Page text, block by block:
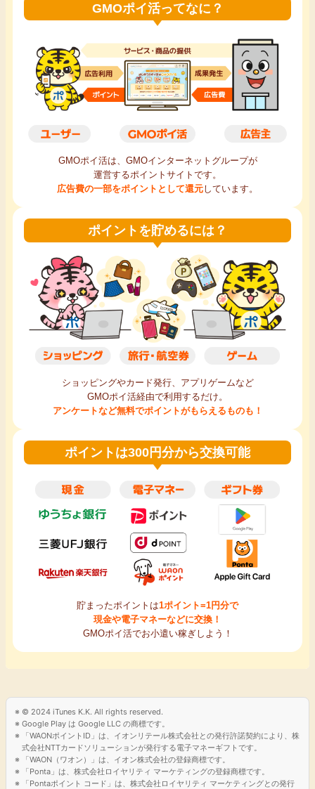
GMOポイ活ってなに？
GMOポイ活は、GMOインターネットグループが
運営するポイントサイトです。
広告費の一部をポイントとして還元しています。
ポイントを貯めるには？
ショッピングやカード発行、アプリゲームなど
GMOポイ活経由で利用するだけ。
アンケートなど無料でポイントがもらえるものも！
ポイントは300円分から交換可能
貯まったポイントは1ポイント=1円分で
現金や電子マネーなどに交換！
GMOポイ活でお小遣い稼ぎしよう！
© 2024 iTunes K.K. All rights reserved.
Google Play は Google LLC の商標です。
「WAONポイントID」は、イオンリテール株式会社との発行許諾契約により、株
式会社NTTカードソリューションが発行する電子マネーギフトです。
「WAON（ワオン）」は、イオン株式会社の登録商標です。
「Ponta」は、株式会社ロイヤリティ マーケティングの登録商標です。
「Pontaポイント コード」は、株式会社ロイヤリティ マーケティングとの発行